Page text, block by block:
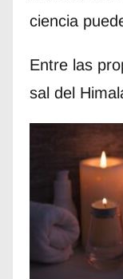
ciencia
Entre las
sal del